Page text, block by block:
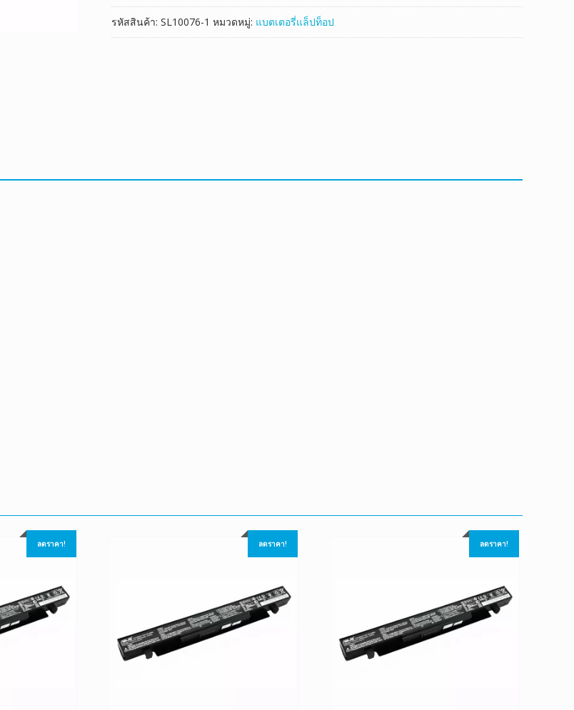
รหัสสินค้า: SL10076-1 หมวดหมู่: แบตเตอรี่แล็ปท็อป
ลดราคา! ลดราคา! ลดราคา!